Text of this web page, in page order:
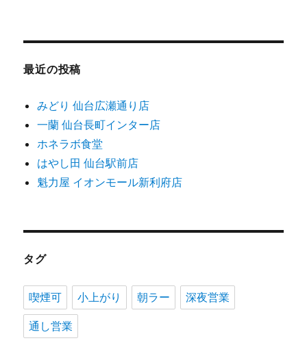
最近の投稿
みどり 仙台広瀬通り店
一蘭 仙台長町インター店
ホネラボ食堂
はやし田 仙台駅前店
魁力屋 イオンモール新利府店
タグ
喫煙可 小上がり 朝ラー 深夜営業
通し営業